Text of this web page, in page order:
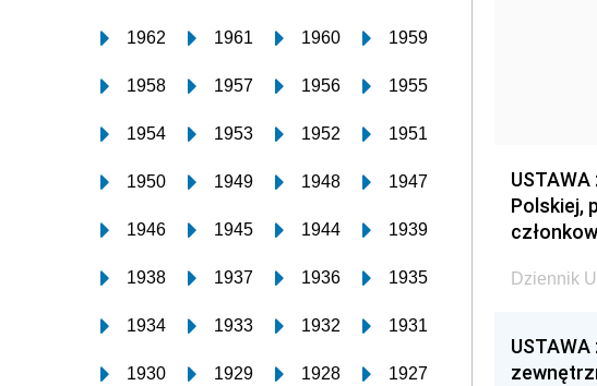
1962 1961 1960 1959
1958 1957 1956 1955
1954 1953 1952 1951
1950 1949 1948 1947
1946 1945 1944 1939
1938 1937 1936 1935
1934 1933 1932 1931
1930 1929 1928 1927
Polskiej,
Dziennik